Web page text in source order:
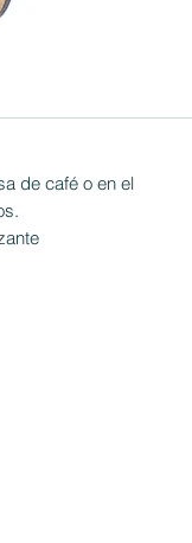
de café o en el